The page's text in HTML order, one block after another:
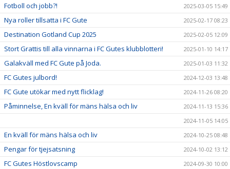
Fotboll och jobb?! 2025-03-05 15:49
Nya roller tillsatta i FC Gute 2025-02-17 08:23
Destination Gotland Cup 2025 2025-02-05 12:09
Stort Grattis till alla vinnarna i FC Gutes klubblotteri! 2025-01-10 14:17
Galakväll med FC Gute på Joda. 2025-01-03 11:32
FC Gutes julbord! 2024-12-03 13:48
FC Gute utökar med nytt flicklag! 2024-11-26 08:20
Påminnelse, En kväll för mäns hälsa och liv
2024-11-13 15:36
2024-11-05 14:05
En kväll för mäns hälsa och liv 2024-10-25 08:48
Pengar för tjejsatsning 2024-10-02 13:12
FC Gutes Höstlovscamp 2024-09-30 10:00